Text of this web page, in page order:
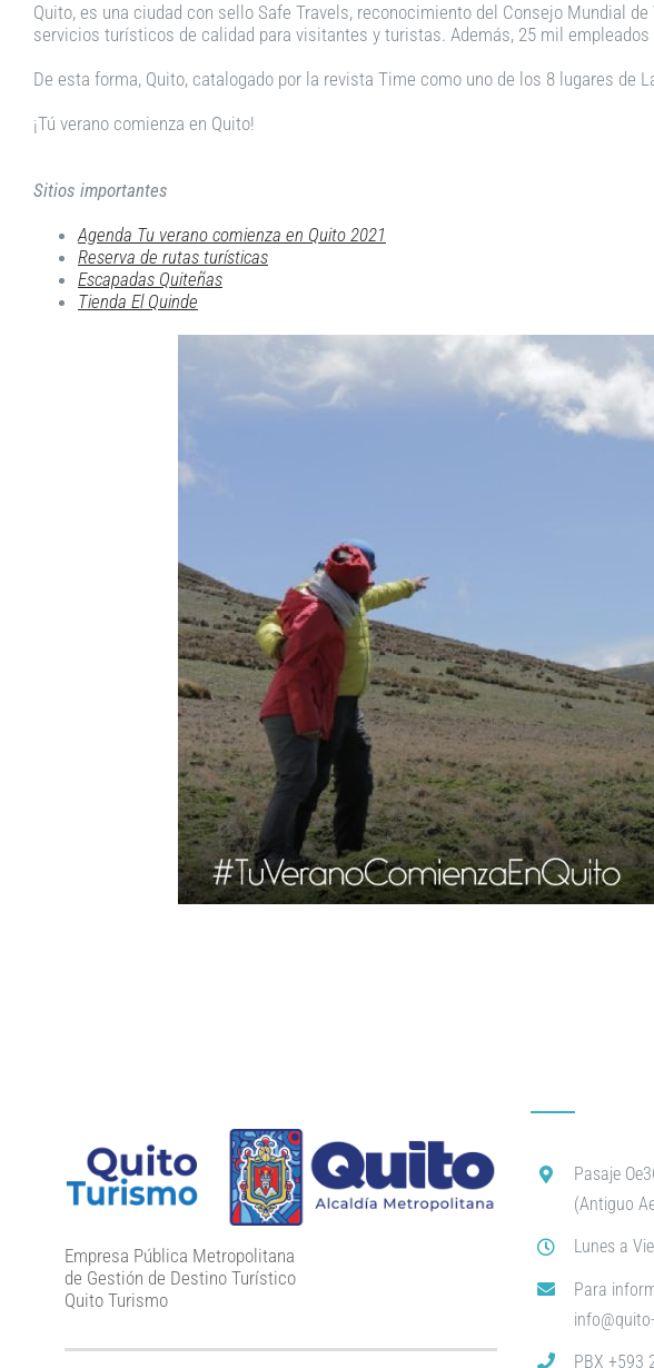
Quito, es una ciudad con sello Safe Travels, reconocimiento del Consejo Mundial
servicios turísticos de calidad para visitantes y turistas. Además, 25 mil
De esta forma, Quito, catalogado por la revista Time como uno de los 8 lugares
¡Tú verano comienza en Quito!
Sitios importantes
Agenda Tu verano comienza en Quito 2021
Reserva de rutas turísticas
Escapadas Quiteñas
Tienda El Quinde
Empresa Pública Metropolitana
de Gestión de Destino Turístico
Quito Turismo
Pasaje
(Antiguo
Lunes a
Para
PBX +593